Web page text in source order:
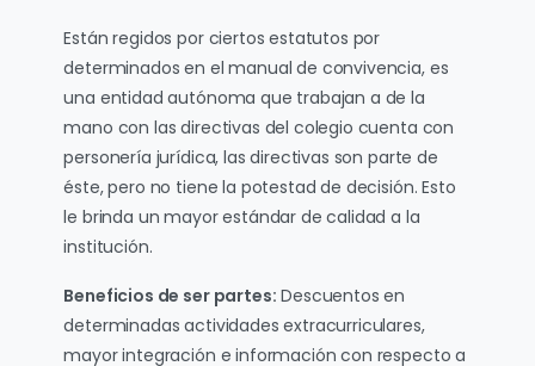
Están regidos por ciertos estatutos por
determinados en el manual de convivencia, es
una entidad autónoma que trabajan a de la
mano con las directivas del colegio cuenta con
personería jurídica, las directivas son parte de
éste, pero no tiene la potestad de decisión. Esto
le brinda un mayor estándar de calidad a la
institución.
Beneficios de ser partes: Descuentos en
determinadas actividades extracurriculares,
mayor integración e información con respecto a